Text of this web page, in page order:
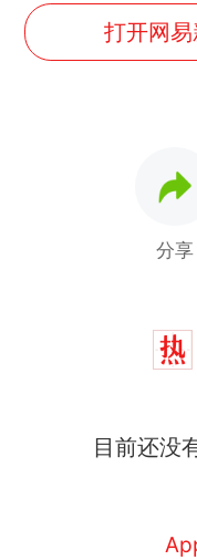
打开网
分享
目前还没
热
号